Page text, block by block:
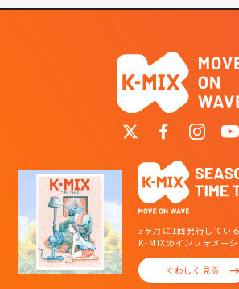
3ヶ月に1回発行している
K-MIXのインフォメー
くわしく見る